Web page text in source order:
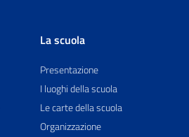
La scuola
Presentazione
I luoghi della scuola
Le carte della scuola
Organizzazione